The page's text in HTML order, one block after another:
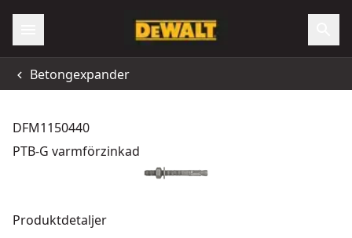
Betongexpander
DFM1150440
PTB-G varmförzinkad
Produktdetaljer